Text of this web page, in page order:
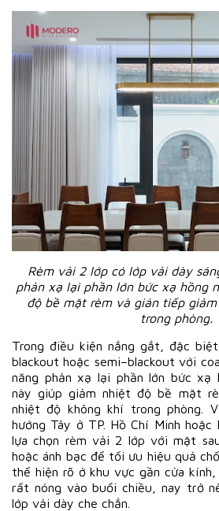
Rèm vải 2 lớp có lớp vải dày
phản xạ lại phần lớn bức xạ hồng
độ bề mặt rèm và gián tiếp
trong phòng.
Trong điều kiện nắng gắt, đặc
blackout hoặc semi–blackout với
năng phản xạ lại phần lớn bức xạ
này giúp giảm nhiệt độ bề mặt
nhiệt độ không khí trong phòng.
hướng Tây ở TP. Hồ Chí Minh hoặc
lựa chọn rèm vải 2 lớp với mặt
hoặc ánh bạc để tối ưu hiệu quả
thể hiện rõ ở khu vực gần cửa
rất nóng vào buổi chiều, nay trở
lớp vải dày che chắn.